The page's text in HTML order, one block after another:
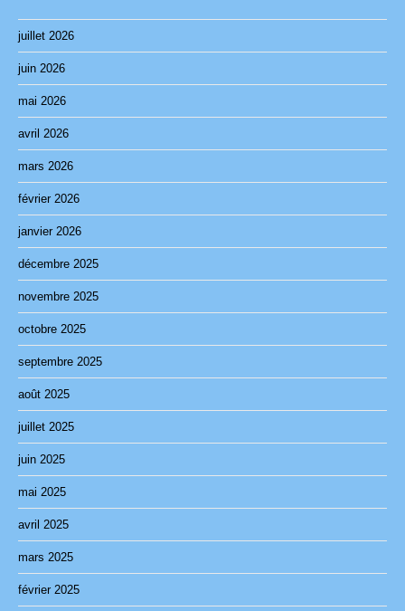
juillet 2026
juin 2026
mai 2026
avril 2026
mars 2026
février 2026
janvier 2026
décembre 2025
novembre 2025
octobre 2025
septembre 2025
août 2025
juillet 2025
juin 2025
mai 2025
avril 2025
mars 2025
février 2025